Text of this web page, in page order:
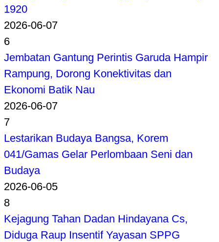
1920
2026-06-07
6
Jembatan Gantung Perintis Garuda Hampir
Rampung, Dorong Konektivitas dan
Ekonomi Batik Nau
2026-06-07
7
Lestarikan Budaya Bangsa, Korem
041/Gamas Gelar Perlombaan Seni dan
Budaya
2026-06-05
8
Kejagung Tahan Dadan Hindayana Cs,
Diduga Raup Insentif Yayasan SPPG